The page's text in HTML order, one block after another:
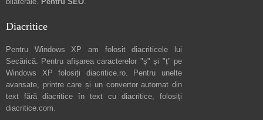
Diacritice
Pentru Windows XP am folosit diacriticele lui
Secărică. Pentru afișarea caracterelor "ș" și "ț" pe
Windows XP folosiți diacritice.ro. Pentru unelte
avansate, printre care și un convertor automat din
text fără diacritice în text cu diacritice, folosiți
diacritice.com.